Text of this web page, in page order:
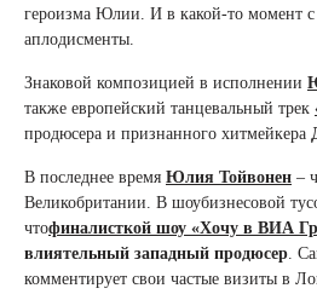
героизма Юлии. И в какой-то момент с
аплодисменты.
Знаковой композицией в исполнении
также европейский танцевальный трек
продюсера и признанного хитмейкера
В последнее время Юлия Тойвонен –
Великобритании. В шоубизнесовой
чтофиналисткой шоу «Хочу в ВИА
влиятельный западный продюсер.
комментирует свои частые визиты в